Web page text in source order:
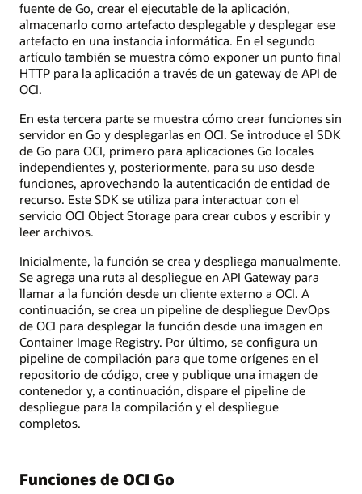
fuente de Go, crear el ejecutable de la aplicación,
almacenarlo como artefacto desplegable y desplegar ese
artefacto en una instancia informática. En el segundo
artículo también se muestra cómo exponer un punto final
HTTP para la aplicación a través de un gateway de API de
OCI.
En esta tercera parte se muestra cómo crear funciones sin
servidor en Go y desplegarlas en OCI. Se introduce el SDK
de Go para OCI, primero para aplicaciones Go locales
independientes y, posteriormente, para su uso desde
funciones, aprovechando la autenticación de entidad de
recurso. Este SDK se utiliza para interactuar con el
servicio OCI Object Storage para crear cubos y escribir y
leer archivos.
Inicialmente, la función se crea y despliega manualmente.
Se agrega una ruta al despliegue en API Gateway para
llamar a la función desde un cliente externo a OCI. A
continuación, se crea un pipeline de despliegue DevOps
de OCI para desplegar la función desde una imagen en
Container Image Registry. Por último, se configura un
pipeline de compilación para que tome orígenes en el
repositorio de código, cree y publique una imagen de
contenedor y, a continuación, dispare el pipeline de
despliegue para la compilación y el despliegue
completos.
Funciones de OCI Go